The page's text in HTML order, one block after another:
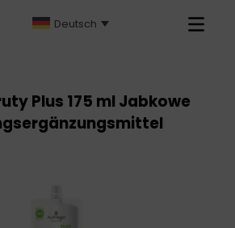
Deutsch
Primary
Plus 175 ml Jabkowe